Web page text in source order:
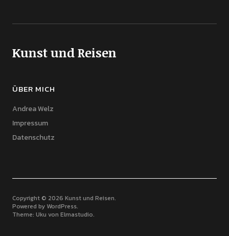
Kunst und Reisen
ÜBER MICH
Andrea Welz
Impressum
Datenschutz
Copyright © 2026 Kunst und Reisen
Powered by WordPress
Theme: Uku von Elmastudio